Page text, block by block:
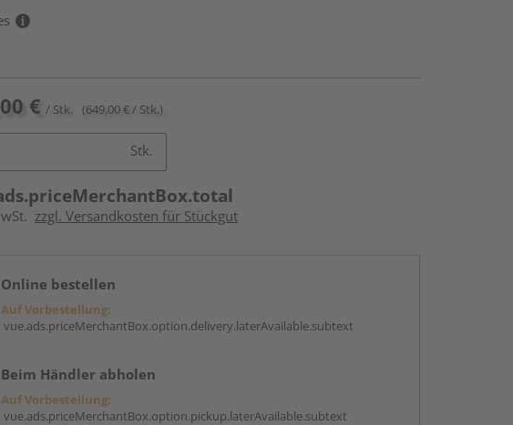
€ / Stk. (649,00 € / Stk.)
Stk.
zzgl. Versandkosten für Stückgut
Online bestellen
Auf Vorbestellung:
vue.ads.priceMerchantBox.option.delivery.laterAvailable.subtext
Beim Händler abholen
Auf Vorbestellung:
vue.ads.priceMerchantBox.option.pickup.laterAvailable.subtext